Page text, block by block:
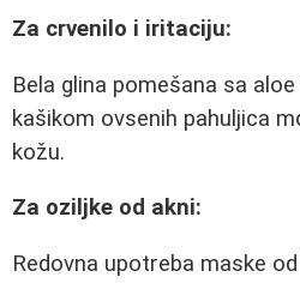
Za crvenilo i iritaciju:
Bela glina pomešana sa
kašikom ovsenih pahuljica
kožu.
Za oziljke od akni:
Redovna upotreba maske